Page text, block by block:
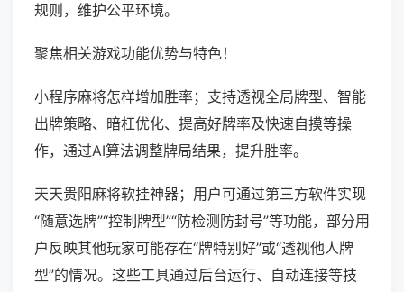
规则，维护公平环境。
聚焦相关游戏功能优势与特色！
小程序麻将怎样增加胜率；支持透视全局牌型、智能
出牌策略、暗杠优化、提高好牌率及快速自摸等操
作，通过AI算法调整牌局结果，提升胜率。
天天贵阳麻将软挂神器；用户可通过第三方软件实现
“随意选牌”“控制牌型”“防检测防封号”等功能，部分用
户反映其他玩家可能存在“牌特别好”或“透视他人牌
型”的情况。这些工具通过后台运行、自动连接等技